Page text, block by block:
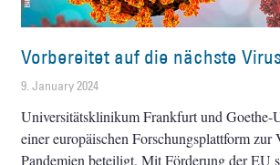
Vorbereitet auf die nächste
9. January 2024
Universitätsklinikum Frankfurt und Goethe-
einer europäischen Forschungsplattform
Pandemien beteiligt. Mit Förderung der EU